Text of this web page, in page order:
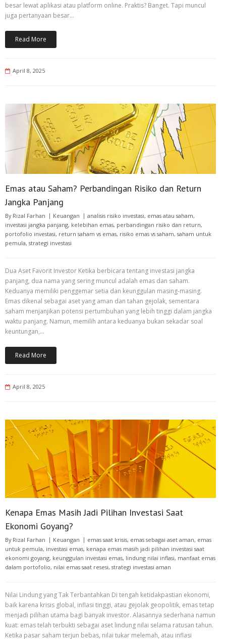
besar lewat aplikasi atau platform online. Praktis? Banget. Tapi muncul
juga pertanyaan besar…
Read More
April 8, 2025
Emas atau Saham? Perbandingan Risiko dan Return
Jangka Panjang
By Rizal Farhan Keuangan analisis risiko investasi, emas atau saham,
investasi jangka panjang, kelebihan emas, perbandingan risiko dan return,
portofolio investasi, return saham vs emas, risiko emas vs saham, saham untuk
pemula, strategi investasi
Dua Aset Favorit Investor Ketika berbicara tentang investasi jangka
panjang, dua nama yang sering muncul adalah emas dan saham.
Keduanya memiliki penggemar setia dan keunggulan masing-masing.
Emas dikenal sebagai aset yang aman dan tahan gejolak, sementara
saham menjanjikan potensi pertumbuhan yang lebih tinggi dalam jangka
waktu panjang. Namun, memilih antara keduanya bukan sekadar soal
keuntungan,…
Read More
April 8, 2025
Kenapa Emas Masih Jadi Pilihan Investasi Saat
Ekonomi Goyang?
By Rizal Farhan Keuangan emas saat krisis, emas sebagai aset aman, emas
untuk pemula, investasi emas, kenapa emas masih jadi pilihan investasi saat
ekonomi goyang, keunggulan investasi emas, lindung nilai inflasi, manfaat emas
dalam portofolio, nilai emas saat resesi, strategi investasi aman
Nilai Lindung yang Tak Terbantahkan Di tengah ketidakpastian ekonomi,
baik karena krisis global, inflasi tinggi, atau gejolak geopolitik, emas tetap
menjadi pilihan utama bagi banyak investor. Alasannya sederhana namun
kuat: emas telah terbukti sebagai aset lindung nilai selama ratusan tahun.
Ketika pasar saham terjun bebas, nilai tukar melemah, atau inflasi